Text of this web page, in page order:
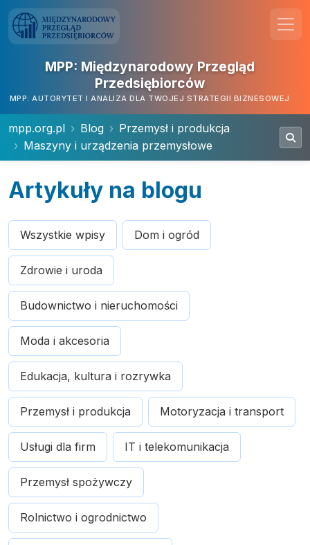
MPP: Międzynarodowy Przegląd
Przedsiębiorców
MPP: AUTORYTET I ANALIZA DLA TWOJEJ STRATEGII BIZNESOWEJ
mpp.org.pl Blog
Przemysł i produkcja
Maszyny i urządzenia przemysłowe
Artykuły na blogu
Wszystkie wpisy Dom i ogród
Zdrowie i uroda
Budownictwo i nieruchomości
Moda i akcesoria
Edukacja, kultura i rozrywka
Przemysł i produkcja Motoryzacja i transport
Usługi dla firm IT i telekomunikacja
Przemysł spożywczy
Rolnictwo i ogrodnictwo